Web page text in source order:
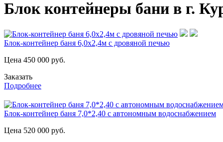
Блок контейнеры бани в г.
Блок-контейнер баня 6,0х2,4м с дровяной печью
Цена 450 000 руб.
Заказать
Подробнее
Блок-контейнер баня 7,0*2,40 с автономным водоснабжением
Цена 520 000 руб.